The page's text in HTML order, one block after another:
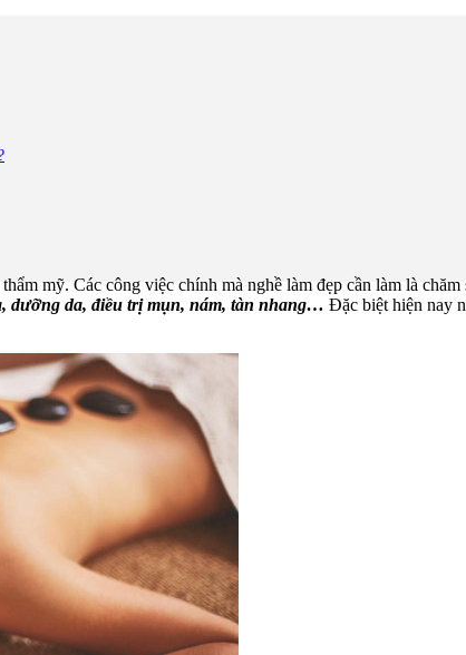
mỹ. Các công việc chính mà nghề làm đẹp cần làm là
dưỡng da, điều trị mụn, nám, tàn nhang… Đặc biệt hiện nay